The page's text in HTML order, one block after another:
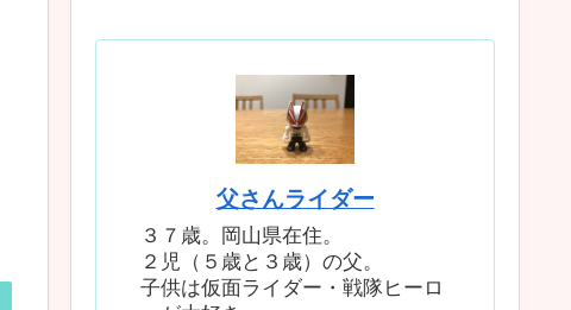
父さんライダー
３７歳。岡山県在住。
２児（５歳と３歳）の父。
子供は仮面ライダー・戦隊ヒーロ